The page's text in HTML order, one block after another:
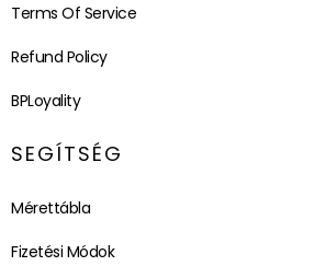
Terms Of Service
Refund Policy
BPLoyality
SEGÍTSÉG
Mérettábla
Fizetési Módok